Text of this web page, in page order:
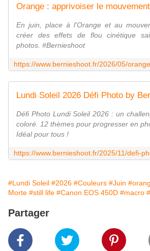
En juin, place à l'Orange et au
créer des effets de flou cinétique
photos. #Bernieshoot
Défi Photo Lundi Soleil 2026 : un
coloré. 12 thèmes pour progresser en
Idéal pour tous !
#Lundi Soleil #2026 #Couleurs #Juin
Morte #still life #Canon EOS 450D #macro
Partager